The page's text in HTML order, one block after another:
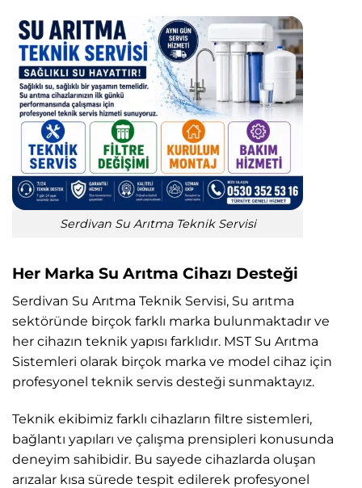
Serdivan Su Arıtma Teknik Servisi
Her Marka Su Arıtma Cihazı Desteği
Serdivan Su Arıtma Teknik Servisi, Su arıtma
sektöründe birçok farklı marka bulunmaktadır ve
her cihazın teknik yapısı farklıdır. MST Su Arıtma
Sistemleri olarak birçok marka ve model cihaz için
profesyonel teknik servis desteği sunmaktayız.
Teknik ekibimiz farklı cihazların filtre sistemleri,
bağlantı yapıları ve çalışma prensipleri konusunda
deneyim sahibidir. Bu sayede cihazlarda oluşan
arızalar kısa sürede tespit edilerek profesyonel